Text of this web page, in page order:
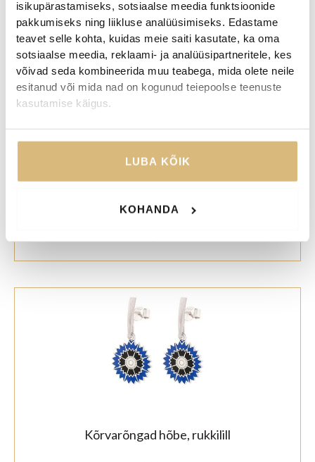
isikupärastamiseks, sotsiaalse meedia funktsioonide
pakkumiseks ning liikluse analüüsimiseks. Edastame
teavet selle kohta, kuidas meie saiti kasutate, ka oma
sotsiaalse meedia, reklaami- ja analüüsipartneritele, kes
võivad seda kombineerida muu teabega, mida olete neile
esitanud või mida nad on kogunud teiepoolse teenuste
kasutamise käigus.
LUBA KÕIK
KOHANDA
Kõrvarõngad hõbe, rukkilill